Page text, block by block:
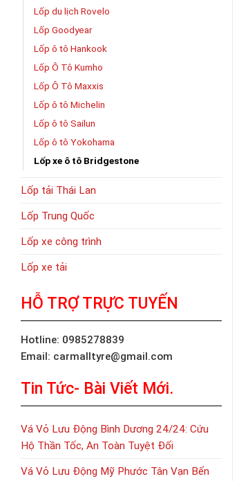
Lốp du lịch Rovelo
Lốp Goodyear
Lốp ô tô Hankook
Lốp Ô Tô Kumho
Lốp Ô Tô Maxxis
Lốp ô tô Michelin
Lốp ô tô Sailun
Lốp ô tô Yokohama
Lốp xe ô tô Bridgestone
Lốp tải Thái Lan
Lốp Trung Quốc
Lốp xe công trình
Lốp xe tải
HỖ TRỢ TRỰC TUYẾN
Hotline: 0985278839
Email: carmalltyre@gmail.com
Tin Tức- Bài Viết Mới.
Vá Vỏ Lưu Động Bình Dương 24/24: Cứu
Hộ Thần Tốc, An Toàn Tuyệt Đối
Vá Vỏ Lưu Động Mỹ Phước Tân Vạn Bến